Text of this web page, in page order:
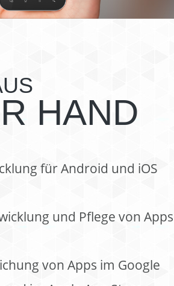
HAND
für Android und iOS
und Pflege von Apps
von Apps im Google